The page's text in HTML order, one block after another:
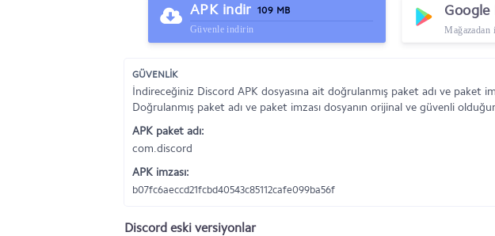
APK indir 109 MB
Güvenle indirin
Google
Mağazadan
GÜVENLİK
İndireceğiniz Discord APK dosyasına ait doğrulanmış paket adı ve paket
Doğrulanmış paket adı ve paket imzası dosyanın orijinal ve güvenli
APK paket adı:
com.discord
APK imzası:
b07fc6aeccd21fcbd40543c85112cafe099ba56f
Discord eski versiyonlar